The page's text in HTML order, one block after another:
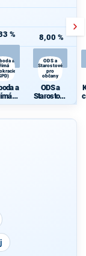
%
a
a
8,00 %
ODS a
Starostové
pro
občany
ODS a
Starostové
pro občany